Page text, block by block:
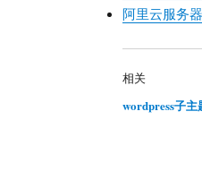
阿里云服务
相关
wordpress子